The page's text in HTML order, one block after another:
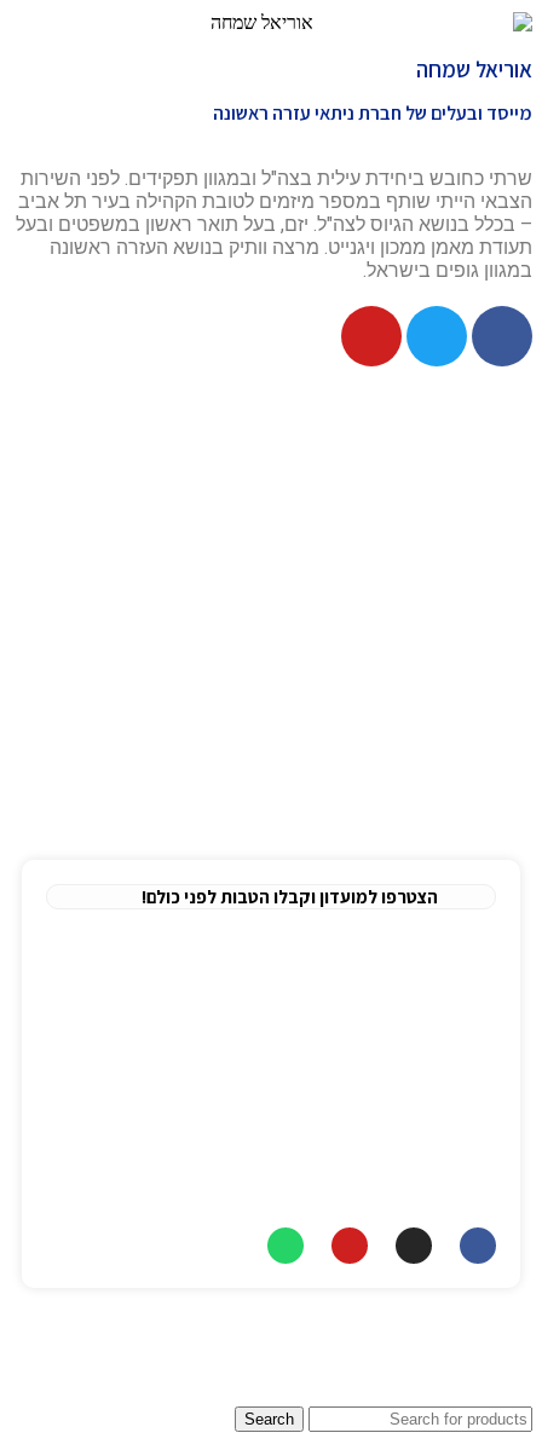
אוריאל שמחה
מייסד ובעלים של חברת ניתאי עזרה ראשונה
שרתי כחובש ביחידת עילית בצה"ל ובמגוון תפקידים. לפני השירות
הצבאי הייתי שותף במספר מיזמים לטובת הקהילה בעיר תל אביב
– בכלל בנושא הגיוס לצה"ל. יזם, בעל תואר ראשון במשפטים ובעל
תעודת מאמן ממכון ויגנייט. מרצה וותיק בנושא העזרה ראשונה
במגוון גופים בישראל.
הצטרפו למועדון וקבלו הטבות לפני כולם!
Search